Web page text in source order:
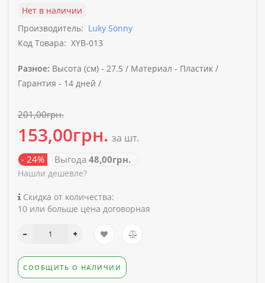
Нет в наличии
Производитель: Luky Sonny
Код Товара: XYB-013
Разное: Высота (см) - 27.5 / Материал - Пластик /
Гарантия - 14 дней /
201,00грн.
153,00грн. за шт.
- 24% Выгода 48,00грн.
Нашли дешевле?
Скидка от количества:
10 или больше цена договорная
СООБЩИТЬ О НАЛИЧИИ